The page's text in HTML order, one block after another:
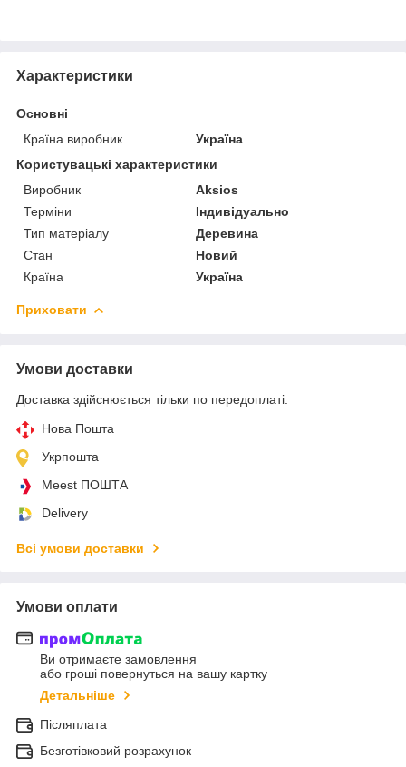
Характеристики
Основні
Країна виробник
Україна
Користувацькi характеристики
Виробник
Aksios
Терміни
Індивідуально
Тип матеріалу
Деревина
Стан
Новий
Країна
Україна
Приховати
Умови доставки
Доставка здійснюється тільки по передоплаті.
Нова Пошта
Укрпошта
Meest ПОШТА
Delivery
Всі умови доставки
Умови оплати
Ви отримаєте замовлення
або гроші повернуться на вашу картку
Детальніше
Післяплата
Безготівковий розрахунок